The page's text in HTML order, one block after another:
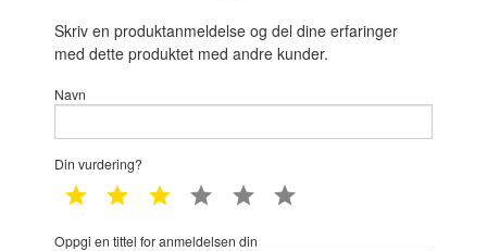
Skriv en produktanmeldelse og del dine erfaringer
med dette produktet med andre kunder.
Navn
Din vurdering?
1 star 2 star 3 star 4 star 5 star
Oppgi en tittel for anmeldelsen din